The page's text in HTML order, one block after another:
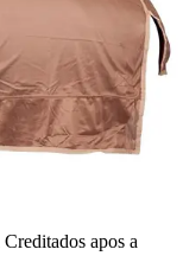
Creditados apos a